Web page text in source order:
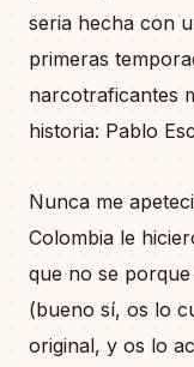
seria hecha con
primeras
narcotraficantes
historia: Pablo
Nunca me
Colombia le
que no se
(bueno sí, os lo
original, y os lo